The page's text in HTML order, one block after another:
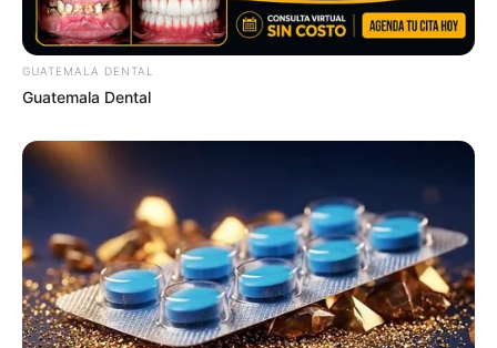
Performance Upgrade: Harder, Longer, Better—All In
One Dose
DIRECTMAX
GUATEMALA DENTAL
Guatemala Dental